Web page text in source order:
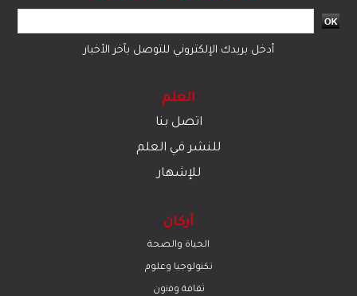
أدخل بريدك الإلكتروني للتوصل بآخر الأخبار
العلم
اتصل بنا
للنشر في العلم
للإشهار
أركان
الحياة والصحة
تكنولوجيا وعلوم
ﺛﻘﺎﻓﺔ وﻓﻧون